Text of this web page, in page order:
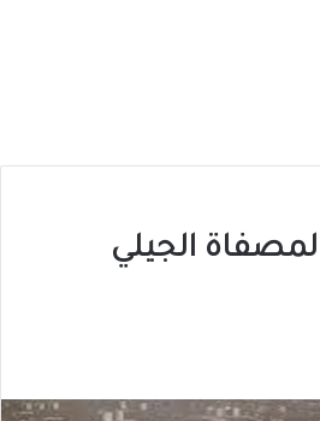
لمصفاة الجيلي